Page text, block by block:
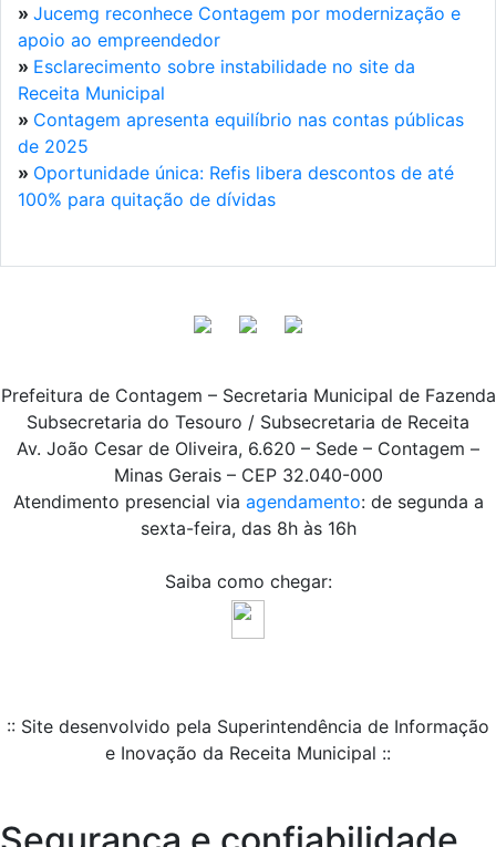
» Jucemg reconhece Contagem por modernização e
apoio ao empreendedor
» Esclarecimento sobre instabilidade no site da
Receita Municipal
» Contagem apresenta equilíbrio nas contas públicas
de 2025
» Oportunidade única: Refis libera descontos de até
100% para quitação de dívidas
Prefeitura de Contagem – Secretaria Municipal de Fazenda
Subsecretaria do Tesouro / Subsecretaria de Receita
Av. João Cesar de Oliveira, 6.620 – Sede – Contagem –
Minas Gerais – CEP 32.040-000
Atendimento presencial via agendamento: de segunda a
sexta-feira, das 8h às 16h
Saiba como chegar:
:: Site desenvolvido pela Superintendência de Informação
e Inovação da Receita Municipal ::